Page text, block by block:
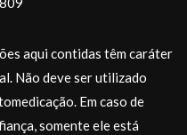
aqui contidas têm caráter
Não deve ser utilizado
Em caso de
somente ele está